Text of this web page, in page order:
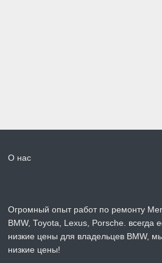
О нас
Огромный опыт работ по ремонту
BMW, Toyota, Lexus, Porsche. всегда
низкие цены для владельцев BMW,
низкие цены!